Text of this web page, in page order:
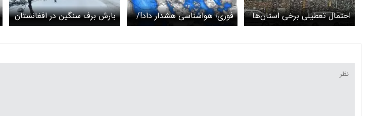
احتمال تعطیلی برخی استان‌ها
در روزهای پایانی هفته
فوری؛ هواشناسی هشدار داد!/
کاهش دما و بارش برف و باران
بارش برف سنگین در افغانستان